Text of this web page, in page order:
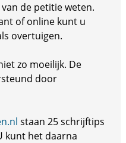
de petitie weten.
of online kunt u
overtuigen.
zo moeilijk. De
door
staan 25 schrijftips
kunt het daarna